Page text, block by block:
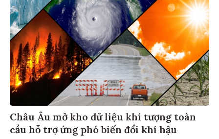
Châu Âu mở kho dữ liệu khí tượng toàn
cầu hỗ trợ ứng phó biến đổi khí hậu